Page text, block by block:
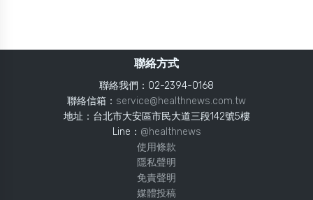
聯絡方式
聯絡我們：02-2394-0168
聯絡信箱： service@healthnews.com.tw
地址：台北市大安區市民大道三段142號5樓
Line： @healthnews
使用條款
隱私聲明
免責聲明
媒體投稿